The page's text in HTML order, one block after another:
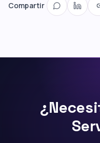
Compartir